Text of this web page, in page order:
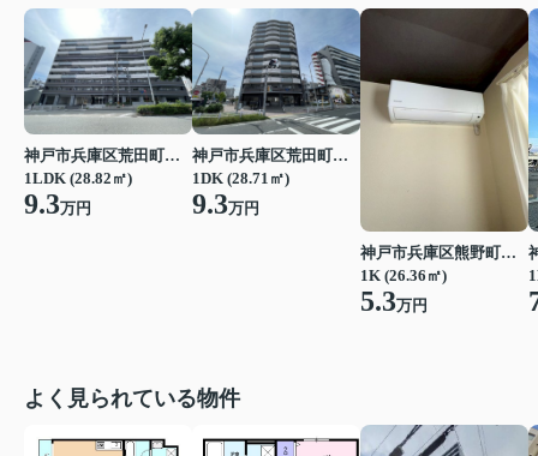
神戸市兵庫区荒田町１丁目
1LDK (28.82㎡)
9.3万円
神戸市兵庫区荒田町１丁目
1DK (28.71㎡)
9.3万円
神戸市兵庫区熊野町５丁目
1K (26.36㎡)
5.3万円
よく見られている物件